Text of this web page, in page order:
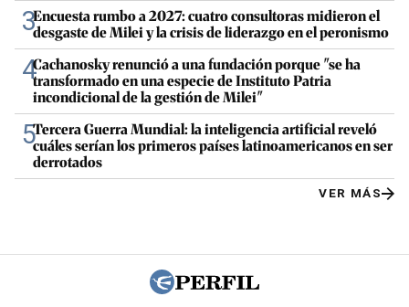
3Encuesta rumbo a 2027: cuatro consultoras midieron el
desgaste de Milei y la crisis de liderazgo en el peronismo
4Cachanosky renunció a una fundación porque "se ha
transformado en una especie de Instituto Patria
incondicional de la gestión de Milei"
5Tercera Guerra Mundial: la inteligencia artificial reveló
cuáles serían los primeros países latinoamericanos en ser
derrotados
VER MÁS